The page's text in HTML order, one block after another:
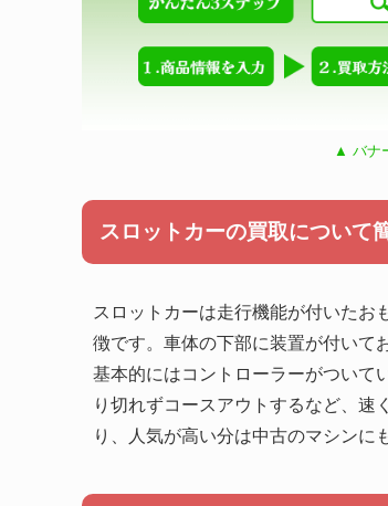
▲ バナ
スロットカーの買取について
スロットカーは走行機能が付いたお
徴です。車体の下部に装置が付いて
基本的にはコントローラーがついて
り切れずコースアウトするなど、速
り、人気が高い分は中古のマシンに